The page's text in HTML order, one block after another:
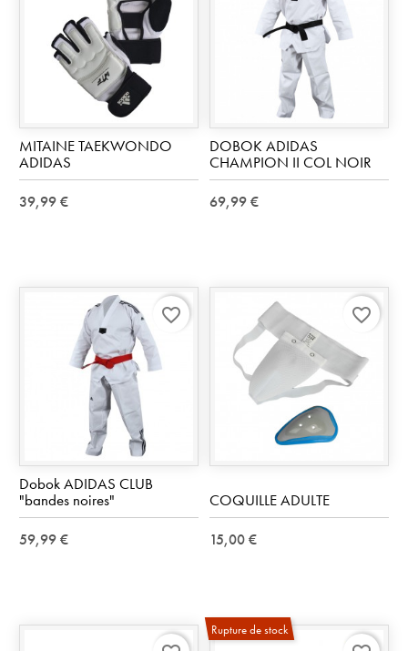
MITAINE TAEKWONDO
ADIDAS
39,99 €
DOBOK ADIDAS
CHAMPION II COL NOIR
69,99 €
Dobok ADIDAS CLUB
"bandes noires"
59,99 €
favorite_border
COQUILLE ADULTE
15,00 €
favorite_border
Rupture de stock